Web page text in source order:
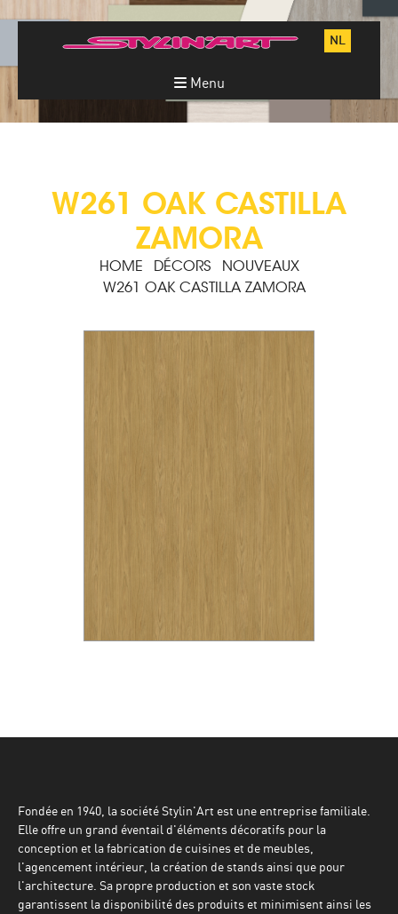
NL
Menu
W261 OAK CASTILLA
ZAMORA
HOME DÉCORS
NOUVEAUX
W261 OAK CASTILLA ZAMORA
Fondée en 1940, la société Stylin'Art est une entreprise familiale.
Elle offre un grand éventail d'éléments décoratifs pour la
conception et la fabrication de cuisines et de meubles,
l'agencement intérieur, la création de stands ainsi que pour
l'architecture. Sa propre production et son vaste stock
garantissent la disponibilité des produits et minimisent ainsi les